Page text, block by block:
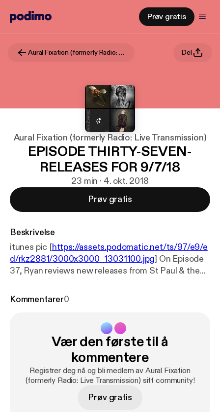
Prøv gratis
Aural Fixation (formerly Radio: Live Transmission) Del
Aural Fixation (formerly Radio: Live Transmission)
EPISODE THIRTY-SEVEN-
RELEASES FOR 9/7/18
23 min · 4. okt. 2018
Prøv gratis
Beskrivelse
itunes pic [https://assets.podomatic.net/ts/97/e9/e
d/rkz2881/3000x3000_13031100.jpg] On Episode
37, Ryan reviews new releases from St Paul & the
Destroyer.
Kommentarer0
Vær den første til å
kommentere
Registrer deg nå og bli medlem av Aural Fixation
(formerly Radio: Live Transmission) sitt community!
Prøv gratis